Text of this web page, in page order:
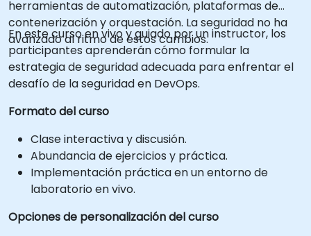
herramientas de automatización, plataformas de
contenerización y orquestación. La seguridad no ha
avanzado al ritmo de estos cambios.
En este curso en vivo y guiado por un instructor, los
participantes aprenderán cómo formular la
estrategia de seguridad adecuada para enfrentar el
desafío de la seguridad en DevOps.
Formato del curso
Clase interactiva y discusión.
Abundancia de ejercicios y práctica.
Implementación práctica en un entorno de
laboratorio en vivo.
Opciones de personalización del curso